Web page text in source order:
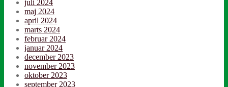
juli 2024
maj 2024
april 2024
marts 2024
februar 2024
januar 2024
december 2023
november 2023
oktober 2023
september 2023